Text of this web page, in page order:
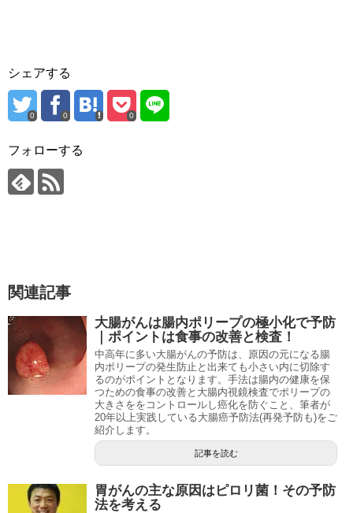
シェアする
0 0 0
フォローする
関連記事
大腸がんは腸内ポリープの極小化で予防
｜ポイントは食事の改善と検査！
中高年に多い大腸がんの予防は、原因の元になる腸
内ポリープの発生防止と出来ても小さい内に切除す
るのがポイントとなります。手法は腸内の健康を保
つための食事の改善と大腸内視鏡検査でポリープの
大きさををコントロールし癌化を防ぐこと、筆者が
20年以上実践している大腸癌予防法(再発予防も)をご
紹介します。
記事を読む
胃がんの主な原因はピロリ菌！その予防
法を考える